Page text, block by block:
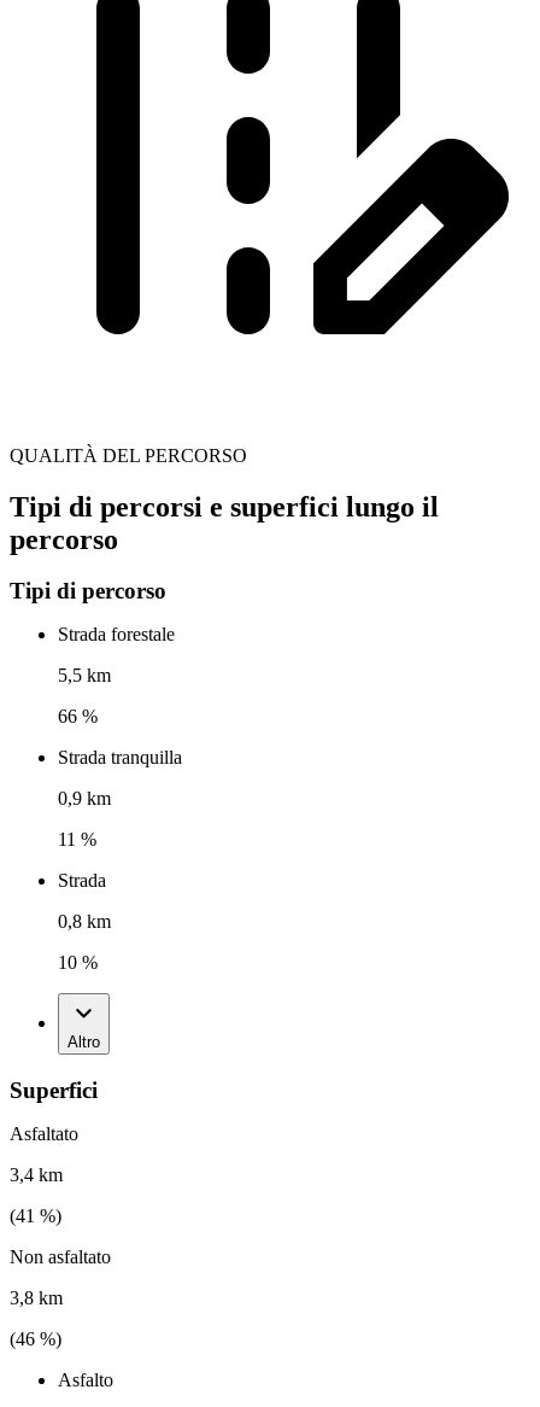
QUALITÀ DEL PERCORSO
Tipi di percorsi e superfici lungo il
percorso
Tipi di percorso
Strada forestale
5,5 km
66 %
Strada tranquilla
0,9 km
11 %
Strada
0,8 km
10 %
Altro
Superfici
Asfaltato
3,4 km
(41 %)
Non asfaltato
3,8 km
(46 %)
Asfalto